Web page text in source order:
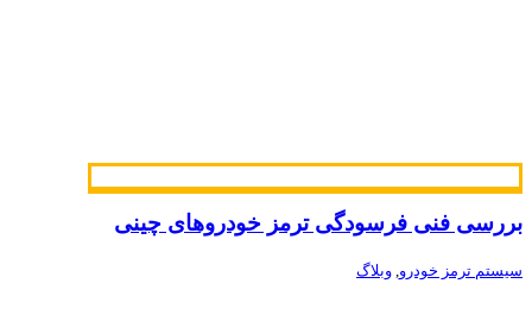
بررسی فنی فرسودگی ترمز خودروهای چینی
سیستم ترمز خودرو وبلاگ